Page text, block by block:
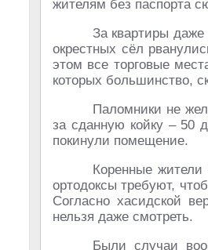
жителям без паспорта
За квартиры даже
окрестных сёл
этом все торговые
которых большинство,
Паломники не
за сданную койку – 50
покинули помещение.
Коренные
ортодоксы требуют,
Согласно хасидской
нельзя даже смотреть.
Были случаи